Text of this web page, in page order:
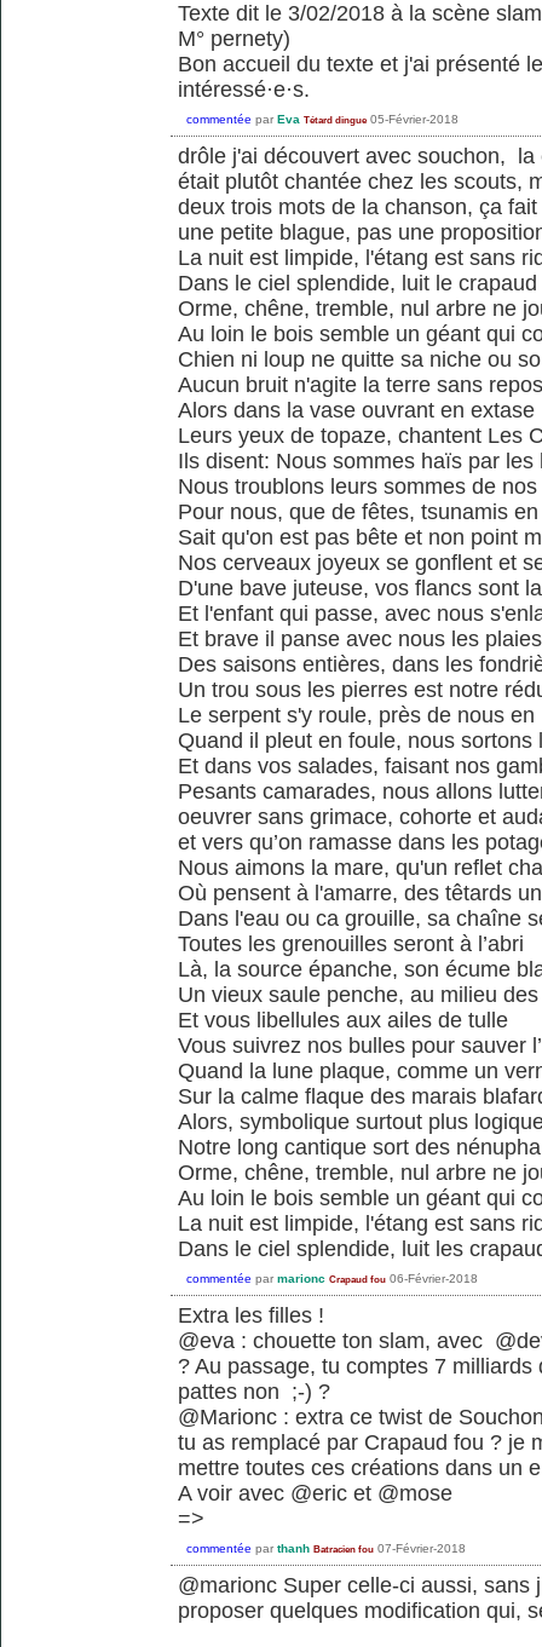
Texte dit le 3/02/2018 à la scène
M° pernety)
Bon accueil du texte et j'ai présenté
intéressé·e·s.
commentée par Eva Tétard dingue 05-Février-2018
drôle j'ai découvert avec souchon,
était plutôt chantée chez les scouts,
deux trois mots de la chanson, ça
une petite blague, pas une
La nuit est limpide, l'étang est sans
Dans le ciel splendide, luit le crapaud
Orme, chêne, tremble, nul arbre ne
Au loin le bois semble un géant qui
Chien ni loup ne quitte sa niche ou
Aucun bruit n'agite la terre sans repos
Alors dans la vase ouvrant en extase
Leurs yeux de topaze, chantent Les
Ils disent: Nous sommes haïs par les
Nous troublons leurs sommes de
Pour nous, que de fêtes, tsunamis
Sait qu'on est pas bête et non point
Nos cerveaux joyeux se gonflent et
D'une bave juteuse, vos flancs sont
Et l'enfant qui passe, avec nous
Et brave il panse avec nous les plaies
Des saisons entières, dans les
Un trou sous les pierres est notre
Le serpent s'y roule, près de nous en
Quand il pleut en foule, nous sortons
Et dans vos salades, faisant nos
Pesants camarades, nous allons
oeuvrer sans grimace, cohorte et
et vers qu’on ramasse dans les
Nous aimons la mare, qu'un reflet
Où pensent à l'amarre, des têtards
Dans l'eau ou ca grouille, sa chaîne
Toutes les grenouilles seront à l’abri
Là, la source épanche, son écume
Un vieux saule penche, au milieu
Et vous libellules aux ailes de tulle
Vous suivrez nos bulles pour sauver
Quand la lune plaque, comme un
Sur la calme flaque des marais
Alors, symbolique surtout plus
Notre long cantique sort des
Orme, chêne, tremble, nul arbre ne
Au loin le bois semble un géant qui
La nuit est limpide, l'étang est sans
Dans le ciel splendide, luit les
commentée par marionc Crapaud fou 06-Février-2018
Extra les filles !
@eva : chouette ton slam, avec
? Au passage, tu comptes 7
pattes non ;-) ?
@Marionc : extra ce twist de
tu as remplacé par Crapaud fou ? je
mettre toutes ces créations dans un
A voir avec @eric et @mose
=>
commentée par thanh Batracien fou 07-Février-2018
@marionc Super celle-ci aussi,
proposer quelques modification qui,